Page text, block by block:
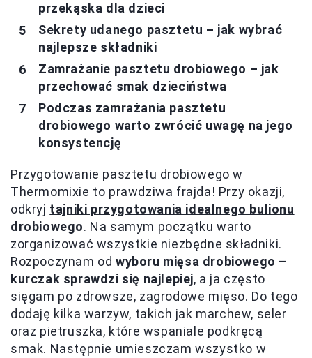
przekąska dla dzieci
Sekrety udanego pasztetu – jak wybrać
najlepsze składniki
Zamrażanie pasztetu drobiowego – jak
przechować smak dzieciństwa
Podczas zamrażania pasztetu
drobiowego warto zwrócić uwagę na jego
konsystencję
Przygotowanie pasztetu drobiowego w
Thermomixie to prawdziwa frajda! Przy okazji,
odkryj tajniki przygotowania idealnego bulionu
drobiowego. Na samym początku warto
zorganizować wszystkie niezbędne składniki.
Rozpoczynam od wyboru mięsa drobiowego –
kurczak sprawdzi się najlepiej, a ja często
sięgam po zdrowsze, zagrodowe mięso. Do tego
dodaję kilka warzyw, takich jak marchew, seler
oraz pietruszka, które wspaniale podkręcą
smak. Następnie umieszczam wszystko w